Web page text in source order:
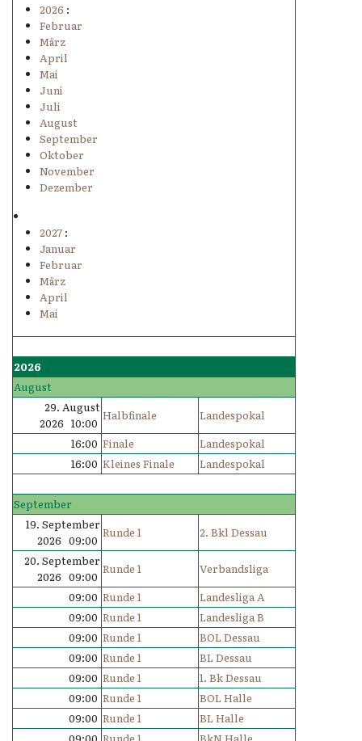
2026 :
Februar
März
April
Mai
Juni
Juli
August
September
Oktober
November
Dezember
2027 :
Januar
Februar
März
April
Mai
2026
August
29. August
2026 10:00
Halbfinale
Landespokal
16:00 Finale
Landespokal
16:00 Kleines Finale Landespokal
September
19. September
2026 09:00
Runde 1
2. Bkl Dessau
20. September
2026 09:00
Runde 1
Verbandsliga
09:00 Runde 1
Landesliga A
09:00 Runde 1
Landesliga B
09:00 Runde 1
BOL Dessau
09:00 Runde 1
BL Dessau
09:00 Runde 1
1. Bk Dessau
09:00 Runde 1
BOL Halle
09:00 Runde 1
BL Halle